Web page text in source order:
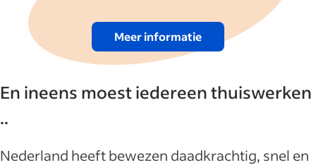
Meer informatie
En ineens moest iedereen thuiswerken
..
Nederland heeft bewezen daadkrachtig, snel en